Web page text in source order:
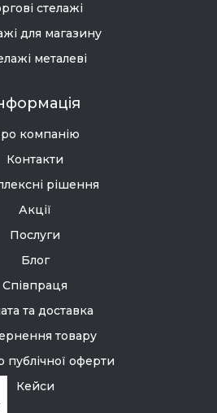
стелажі
для магазину
металеві
компанію
Контакти
рішення
Акції
Послуги
Блог
Співпраця
та доставка
товару
публічної оферти
Кейси